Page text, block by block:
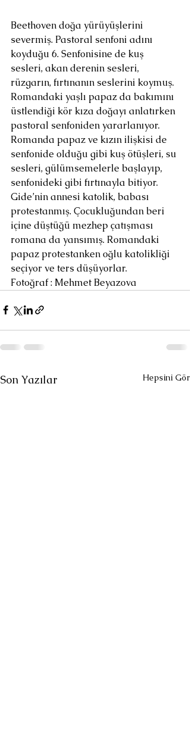
Beethoven doğa yürüyüşlerini
severmiş. Pastoral senfoni adını
koyduğu 6. Senfonisine de kuş
sesleri, akan derenin sesleri,
rüzgarın, fırtınanın seslerini koymuş.
Romandaki yaşlı papaz da bakımını
üstlendiği kör kıza doğayı anlatırken
pastoral senfoniden yararlanıyor.
Romanda papaz ve kızın ilişkisi de
senfonide olduğu gibi kuş ötüşleri, su
sesleri, gülümsemelerle başlayıp,
senfonideki gibi fırtınayla bitiyor.
Gide’nin annesi katolik, babası
protestanmış. Çocukluğundan beri
içine düştüğü mezhep çatışması
romana da yansımış. Romandaki
papaz protestanken oğlu katolikliği
seçiyor ve ters düşüyorlar.
Fotoğraf : Mehmet Beyazova
Son Yazılar Hepsini Gör